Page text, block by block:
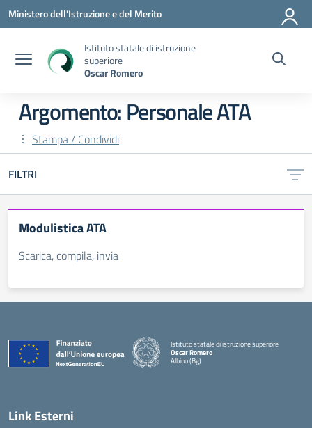
Vai ai contenuti
Vai al menu di navigazione
Vai al footer
Ministero dell'Istruzione e del Merito
Istituto statale di istruzione
superiore
Oscar Romero
Argomento: Personale ATA
Stampa / Condividi
FILTRI
Modulistica ATA
Scarica, compila, invia
Istituto statale di istruzione superiore
Oscar Romero
Albino (Bg)
Link Esterni